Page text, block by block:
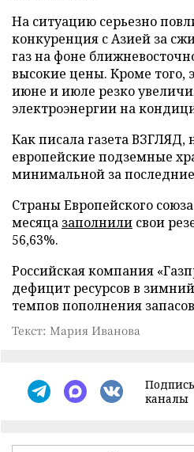
На ситуацию серьезно
конкуренция с Азией за
газ на фоне
высокие цены. Кроме того,
июне и июле резко
электроэнергии на
Как писала газета ВЗГЛЯД,
европейские подземные
минимальной за
Страны Европейского
месяца заполнили свои
56,63%.
Российская компания
дефицит ресурсов в
темпов пополнения
Текст: Мария Иванова
каналы